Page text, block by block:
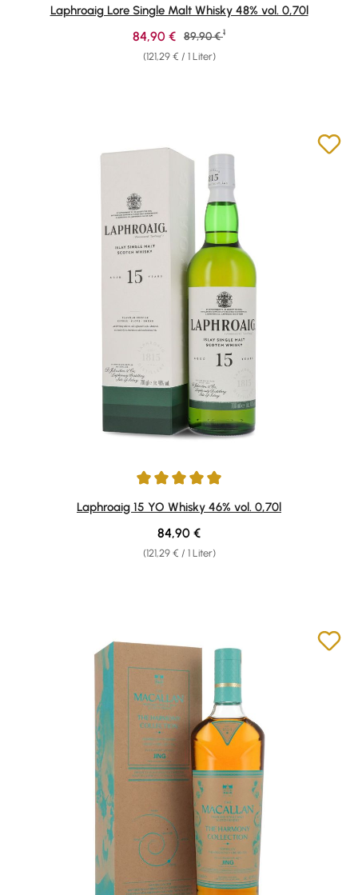
Laphroaig Lore Single Malt Whisky 48% vol. 0,70l
(121,29 € / 1 Liter)
Verkaufspreis:
84,90 € Regulärer Preis:
89,90 € 1
Durchschnittliche Bewertung von 5 von 5 Sternen
Laphroaig 15 YO Whisky 46% vol. 0,70l
(121,29 € / 1 Liter)
Regulärer Preis:
84,90 €